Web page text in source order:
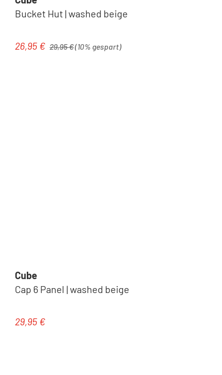
Bucket Hut | washed beige
Verkaufspreis:
26,95 € Regulärer Preis:
29,95 €(10% gespart)
Cube
Cap 6 Panel | washed beige
Regulärer Preis:
29,95 €